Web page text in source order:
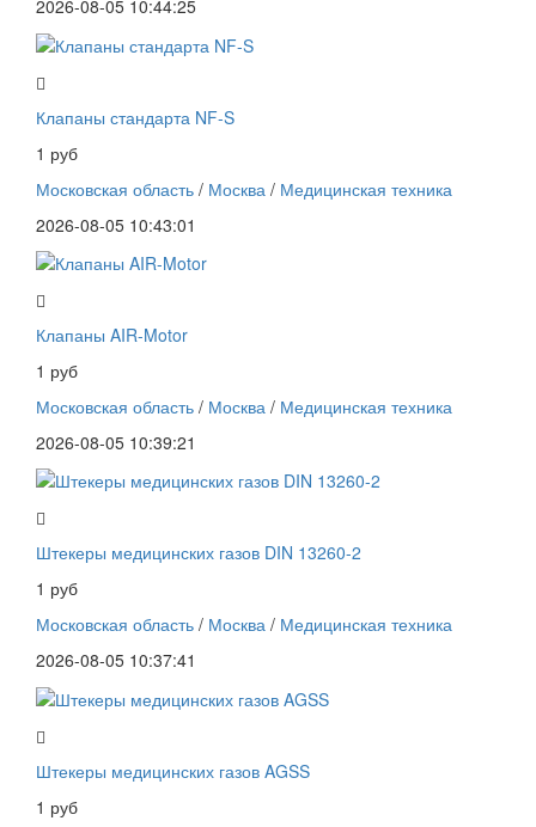
2026-08-05 10:44:25
Клапаны стандарта NF-S
1 руб
Московская область / Москва / Медицинская техника
2026-08-05 10:43:01
Клапаны AIR-Motor
1 руб
Московская область / Москва / Медицинская техника
2026-08-05 10:39:21
Штекеры медицинских газов DIN 13260-2
1 руб
Московская область / Москва / Медицинская техника
2026-08-05 10:37:41
Штекеры медицинских газов AGSS
1 руб